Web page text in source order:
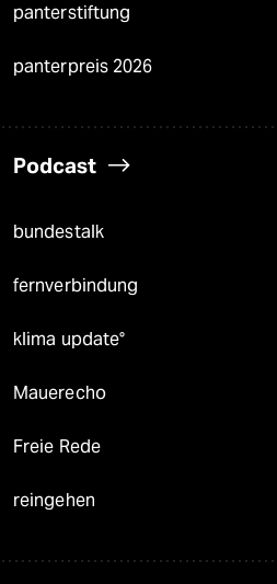
panterstiftung
panterpreis 2026
Podcast
bundestalk
fernverbindung
klima update°
Mauerecho
Freie Rede
reingehen